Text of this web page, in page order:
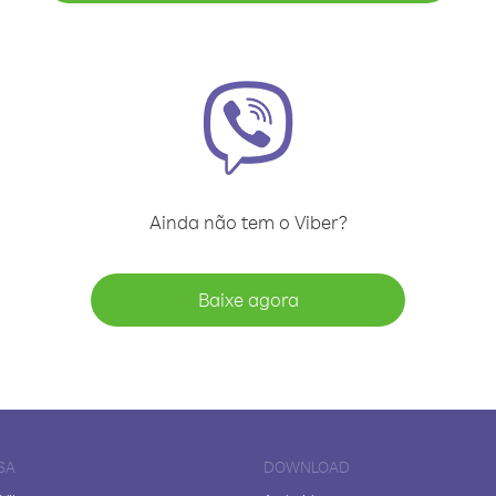
Ainda não tem o Viber?
Baixe agora
DOWNLOAD